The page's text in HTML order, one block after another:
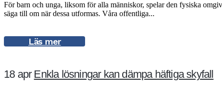
För barn och unga, liksom för alla människor, spelar den fysiska
säga till om när dessa utformas. Våra offentliga...
Läs mer
18 apr Enkla lösningar kan dämpa häftiga skyfall